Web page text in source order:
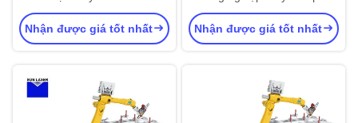
động
Nhận được giá tốt nhất
lithium Robot
Nhận được giá tốt nhất